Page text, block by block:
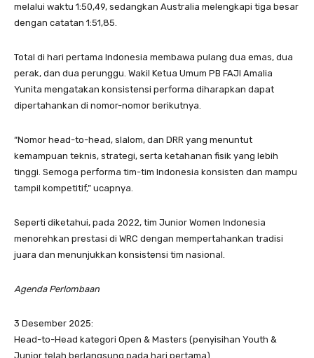
melalui waktu 1:50,49, sedangkan Australia melengkapi tiga besar
dengan catatan 1:51,85.
Total di hari pertama Indonesia membawa pulang dua emas, dua
perak, dan dua perunggu. Wakil Ketua Umum PB FAJI Amalia
Yunita mengatakan konsistensi performa diharapkan dapat
dipertahankan di nomor-nomor berikutnya.
“Nomor head-to-head, slalom, dan DRR yang menuntut
kemampuan teknis, strategi, serta ketahanan fisik yang lebih
tinggi. Semoga performa tim-tim Indonesia konsisten dan mampu
tampil kompetitif,” ucapnya.
Seperti diketahui, pada 2022, tim Junior Women Indonesia
menorehkan prestasi di WRC dengan mempertahankan tradisi
juara dan menunjukkan konsistensi tim nasional.
Agenda Perlombaan
3 Desember 2025:
Head-to-Head kategori Open & Masters (penyisihan Youth &
Junior telah berlangsung pada hari pertama).